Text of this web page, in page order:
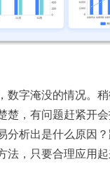
数字淹没的情况。
楚，有问题赶紧开
分析出是什么原因
法，只要合理应用